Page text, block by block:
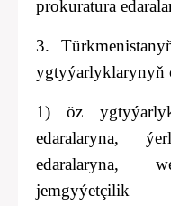
prokuratura
3.
ygtyýarlyklarynyň
1) öz
edaralaryna,
edaralaryna,
jemgyýetçilik